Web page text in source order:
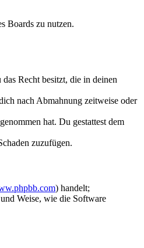
Boards zu nutzen.
Recht besitzt, die in deinen
nach Abmahnung zeitweise oder
hat. Du gestattest dem
zuzufügen.
) handelt;
Weise, wie die Software